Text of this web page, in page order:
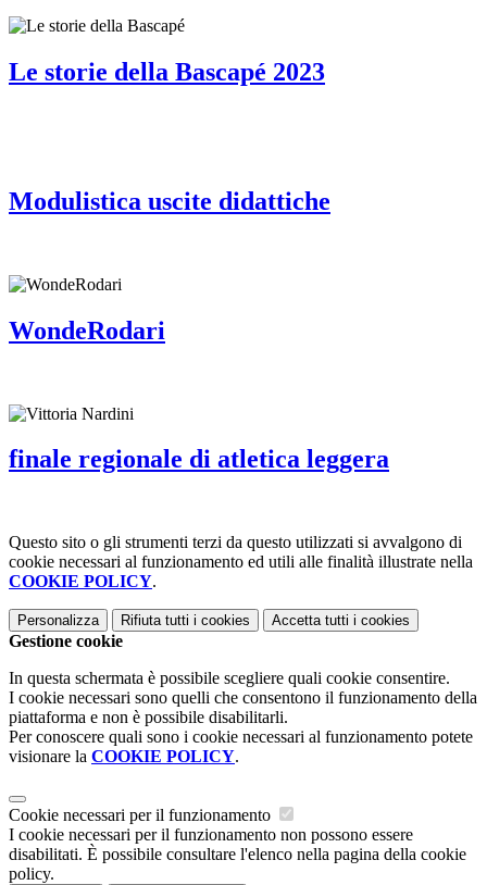
Le storie della Bascapé 2023
Modulistica uscite didattiche
WondeRodari
finale regionale di atletica leggera
Questo sito o gli strumenti terzi da questo utilizzati si avvalgono di
cookie necessari al funzionamento ed utili alle finalità illustrate nella
COOKIE POLICY.
Personalizza Rifiuta tutti i cookies Accetta tutti i cookies
Gestione cookie
In questa schermata è possibile scegliere quali cookie consentire.
I cookie necessari sono quelli che consentono il funzionamento della
piattaforma e non è possibile disabilitarli.
Per conoscere quali sono i cookie necessari al funzionamento potete
visionare la COOKIE POLICY.
Cookie necessari per il funzionamento
I cookie necessari per il funzionamento non possono essere
disabilitati. È possibile consultare l'elenco nella pagina della cookie
policy.